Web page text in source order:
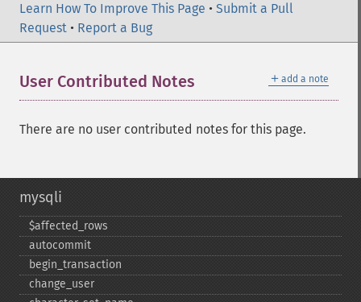
Learn How To Improve This Page • Submit a Pull
Request • Report a Bug
＋ add a note
User Contributed Notes
There are no user contributed notes for this page.
mysqli
$affected_​rows
autocommit
begin_​transaction
change_​user